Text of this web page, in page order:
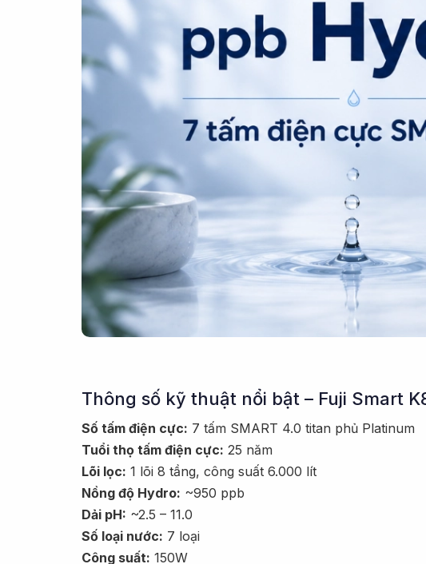
Thông số kỹ thuật nổi bật – Fuji Smart
Số tấm điện cực: 7 tấm SMART 4.0 titan phủ Platinum
Tuổi thọ tấm điện cực: 25 năm
Lõi lọc: 1 lõi 8 tầng, công suất 6.000 lít
Nồng độ Hydro: ~950 ppb
Dải pH: ~2.5 – 11.0
Số loại nước: 7 loại
Công suất: 150W